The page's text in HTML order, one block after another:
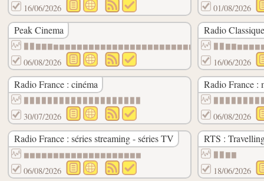
16/06/2026 01/08/2026
Peak Cinema
06/08/2026
Radio
16/06/2026
Radio France : cinéma
30/07/2026
Radio France :
06/08/2026
Radio France : séries streaming - séries TV
▆▆▆▆▆▆▆▆▆▆▆▆▆▆▆▆▆▆▆▆
06/08/2026
RTS :
▉▉▇▇
18/06/2026